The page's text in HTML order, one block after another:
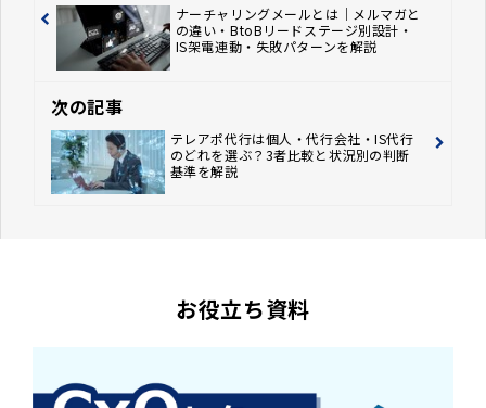
ナーチャリングメールとは｜メルマガと
の違い・BtoBリードステージ別設計・
IS架電連動・失敗パターンを解説
次の記事
テレアポ代行は個人・代行会社・IS代行
のどれを選ぶ？3者比較と状況別の判断
基準を解説
お役立ち資料